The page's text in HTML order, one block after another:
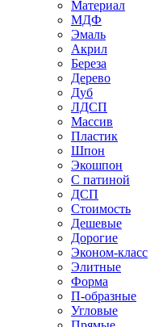
Материал
МДФ
Эмаль
Акрил
Береза
Дерево
Дуб
ЛДСП
Массив
Пластик
Шпон
Экошпон
С патиной
ДСП
Стоимость
Дешевые
Дорогие
Эконом-класс
Элитные
Форма
П-образные
Угловые